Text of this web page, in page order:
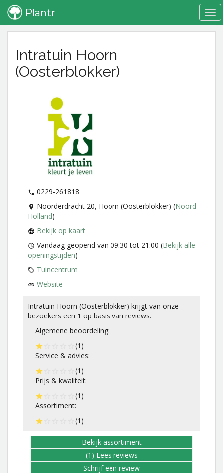
Plantr
Home Bedrijven overzicht
Intratuin Hoorn
(Oosterblokker)
0229-261818
Noorderdracht 20, Hoorn (Oosterblokker) (Noord-
Holland)
Bekijk op kaart
Vandaag geopend van 09:30 tot 21:00 (Bekijk alle
openingstijden)
Tuincentrum
Website
Intratuin Hoorn (Oosterblokker) krijgt van onze
bezoekers een 1 op basis van reviews.
Algemene beoordeling:
(1)
Service & advies:
(1)
Prijs & kwaliteit:
(1)
Assortiment:
(1)
Bekijk assortiment
(1) Lees reviews
Schrijf een review